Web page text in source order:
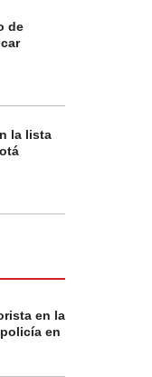
de
la lista
en la
en